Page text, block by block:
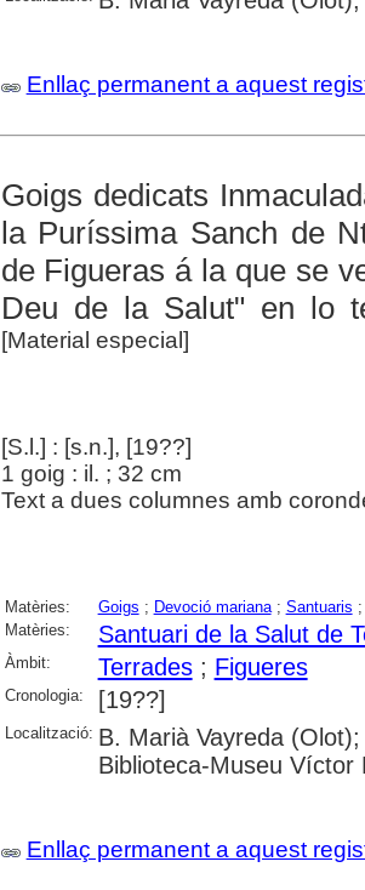
Enllaç permanent a aquest
Goigs dedicats
la Puríssima Sanch de
de Figueras á la que se
Deu de la Salut" en lo
[Material especial]
[S.l.] : [s.n.], [19??]
1 goig : il. ; 32 cm
Text a dues columnes amb
Matèries: Goigs ; Devoció mariana; Santuaris
Matèries:
Santuari de la Salut de
Àmbit: Terrades; Figueres
Cronologia: [19??]
Localització: B. Marià Vayreda
Biblioteca-Museu Víctor
Enllaç permanent a aquest